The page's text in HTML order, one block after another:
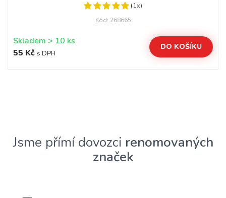
(1x)
Kód: 268665
Skladem > 10 ks
55 Kč s DPH
DO KOŠÍKU
Jsme přímí dovozci renomovaných
značek